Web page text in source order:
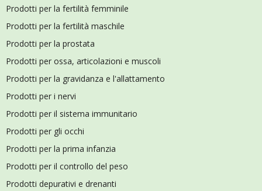
Prodotti per la fertilità femminile
Prodotti per la fertilità maschile
Prodotti per la prostata
Prodotti per ossa, articolazioni e muscoli
Prodotti per la gravidanza e l'allattamento
Prodotti per i nervi
Prodotti per il sistema immunitario
Prodotti per gli occhi
Prodotti per la prima infanzia
Prodotti per il controllo del peso
Prodotti depurativi e drenanti